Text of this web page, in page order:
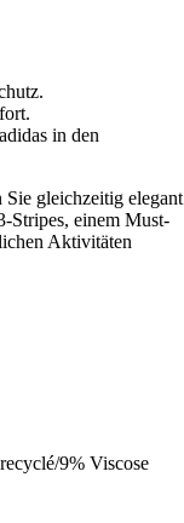
in den
gleichzeitig elegant
Stripes, einem Must-
Aktivitäten
9% Viscose